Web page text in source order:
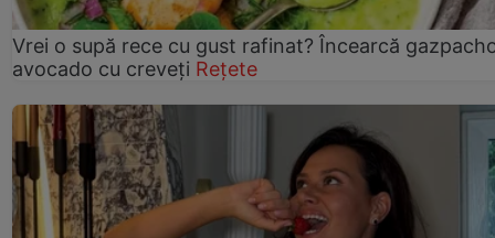
Vrei o supă rece cu gust rafinat? Încearcă
avocado cu creveți Rețete